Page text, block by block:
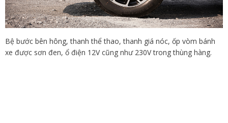
Bệ bước bên hông, thanh thể thao, thanh giá nóc, ốp vòm bánh
xe được sơn đen, ổ điện 12V cũng như 230V trong thùng hàng.